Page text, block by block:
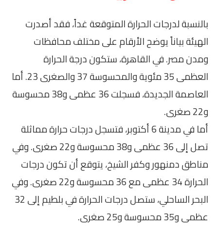
بالنسبة لدرجات الحرارة المتوقعة غداً، فقد أصدرت
الهيئة بياناً يوضح الأرقام على مختلف محافظات
ومدن مصر. في القاهرة، ستكون درجة الحرارة
العظمى 35 مئوية والمحسوسة 37 والصغرى 23. أما
العاصمة الجديدة، فسجلت 36 عظمى و38 محسوسة
و22 صغرى.
أما في مدينة 6 أكتوبر، فتسجل درجات حرارة مماثلة
تصل إلى 36 عظمى و38 محسوسة و22 صغرى. وفي
مناطق دمنهور وكفر الشيخ، يتوقع أن تكون درجات
الحرارة 34 عظمى مع 36 محسوسة و22 صغرى. وفي
البحر الساحلي، ستصل درجات الحرارة في بلطيم إلى 32
عظمى و35 محسوسة و25 صغرى.